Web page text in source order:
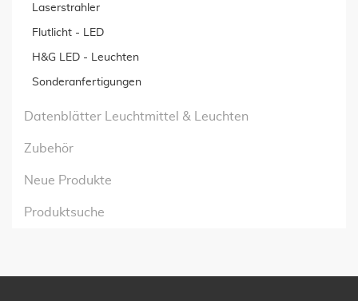
Laserstrahler
Flutlicht - LED
H&G LED - Leuchten
Sonderanfertigungen
Datenblätter Leuchtmittel & Leuchten
Zubehör
Neue Produkte
Produktsuche